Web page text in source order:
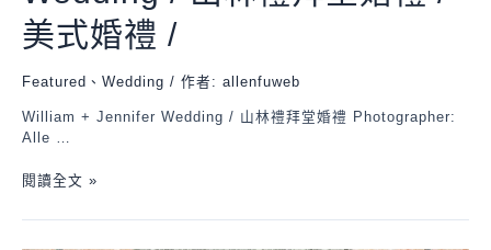
美式婚禮 /
Featured 、 Wedding / 作者: allenfuweb
William + Jennifer Wedding / 山林禮拜堂婚禮 Photographer:
Alle …
閱讀全文 »